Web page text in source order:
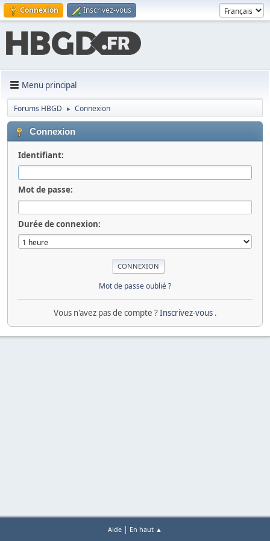
Connexion Inscrivez-vous
Menu principal
Forums HBGD ► Connexion
Connexion
Identifiant:
Mot de passe:
Durée de connexion:
Mot de passe oublié ?
Vous n'avez pas de compte ?Inscrivez-vous .
Aide | En haut ▲